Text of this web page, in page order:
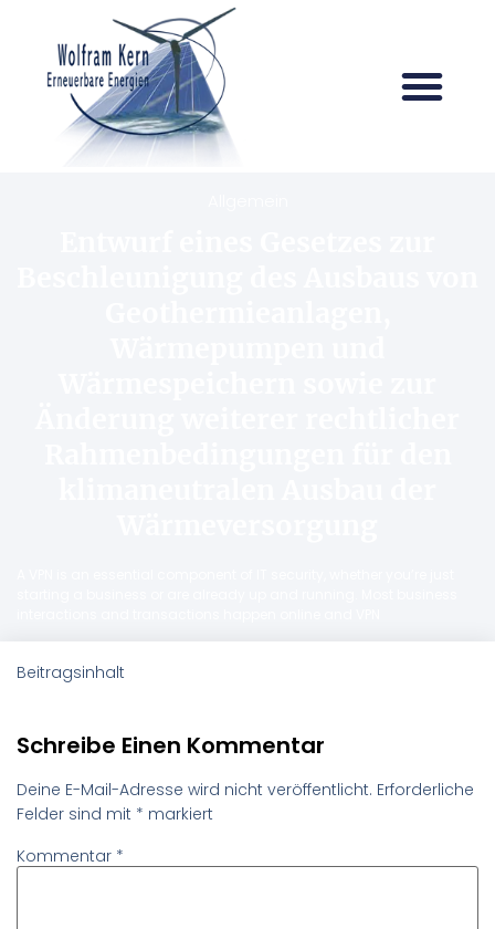
Beitragsinhalt
Schreibe Einen Kommentar
Deine E-Mail-Adresse wird nicht veröffentlicht. Erforderliche
Felder sind mit * markiert
Kommentar *